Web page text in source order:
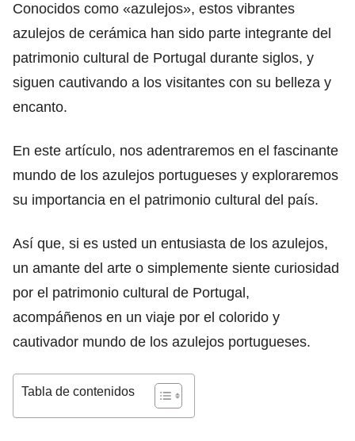
Conocidos como «azulejos», estos vibrantes
azulejos de cerámica han sido parte integrante del
patrimonio cultural de Portugal durante siglos, y
siguen cautivando a los visitantes con su belleza y
encanto.
En este artículo, nos adentraremos en el fascinante
mundo de los azulejos portugueses y exploraremos
su importancia en el patrimonio cultural del país.
Así que, si es usted un entusiasta de los azulejos,
un amante del arte o simplemente siente curiosidad
por el patrimonio cultural de Portugal,
acompáñenos en un viaje por el colorido y
cautivador mundo de los azulejos portugueses.
Tabla de contenidos